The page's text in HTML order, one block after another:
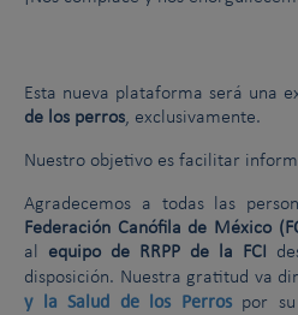
Esta nueva plataforma será una
de los perros, exclusivamente.
Nuestro objetivo es facilitar
Agradecemos a todas las
Federación Canófila de México
al equipo de RRPP de la FCI
disposición. Nuestra gratitud va
y la Salud de los Perrospor su